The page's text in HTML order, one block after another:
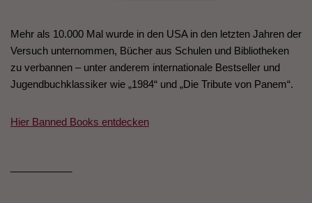
Mehr als 10.000 Mal wurde in den USA in den letzten Jahren der
Versuch unternommen, Bücher aus Schulen und Bibliotheken
zu verbannen – unter anderem internationale Bestseller und
Jugendbuchklassiker wie „1984“ und „Die Tribute von Panem“.
Hier Banned Books entdecken